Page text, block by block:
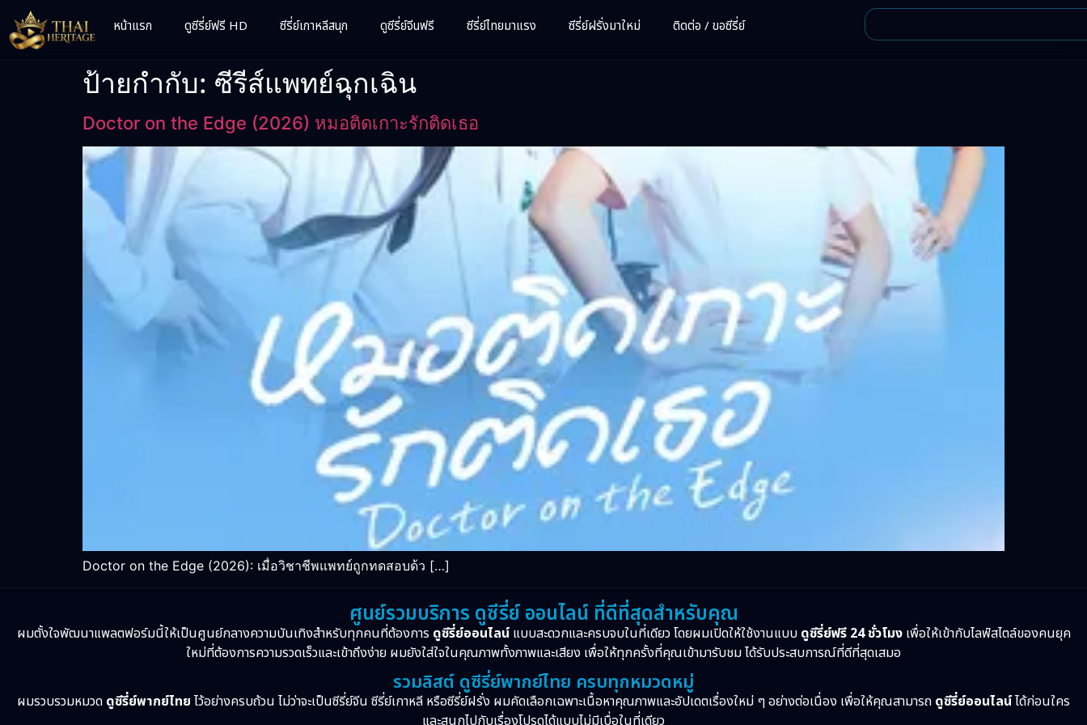
หน้าแรก ดูซีรี่ย์ฟรี HD ซีรี่ย์เกาหลีสนุก ดูซีรี่ย์จีนฟรี ซีรี่ย์ไทยมาแรง ซีรี่ย์ฝรั่งมาใหม่ ติดต่อ / ขอซีรี่ย์
ป้ายกำกับ: ซีรีส์แพทย์ฉุกเฉิน
Doctor on the Edge (2026) หมอติดเกาะรักติดเธอ
Doctor on the Edge (2026): เมื่อวิชาชีพแพทย์ถูกทดสอบด้ว […]
ศูนย์รวมบริการ ดูซีรี่ย์ ออนไลน์ ที่ดีที่สุดสำหรับคุณ
ผมตั้งใจพัฒนาแพลตฟอร์มนี้ให้เป็นศูนย์กลางความบันเทิงสำหรับทุกคนที่ต้องการ ดูซีรี่ย์ออนไลน์แบบสะดวกและครบจบในที่เดียว โดยผมเปิดให้ใช้งานแบบ ดูซีรี่ย์ฟรี 24 ชั่วโมงเพื่อให้เข้ากับไลฟ์สไตล์ของคนยุค
ใหม่ที่ต้องการความรวดเร็วและเข้าถึงง่าย ผมยังใส่ใจในคุณภาพทั้งภาพและเสียง เพื่อให้ทุกครั้งที่คุณเข้ามารับชม ได้รับประสบการณ์ที่ดีที่สุดเสมอ
รวมลิสต์ ดูซีรี่ย์พากย์ไทย ครบทุกหมวดหมู่
ผมรวบรวมหมวด ดูซีรี่ย์พากย์ไทย ไว้อย่างครบถ้วน ไม่ว่าจะเป็นซีรี่ย์จีน ซีรี่ย์เกาหลี หรือซีรี่ย์ฝรั่ง ผมคัดเลือกเฉพาะเนื้อหาคุณภาพและอัปเดตเรื่องใหม่ ๆ อย่างต่อเนื่อง เพื่อให้คุณสามารถ ดูซีรี่ย์ออนไลน์ได้ก่อนใคร
และสนุกไปกับเรื่องโปรดได้แบบไม่มีเบื่อในที่เดียว